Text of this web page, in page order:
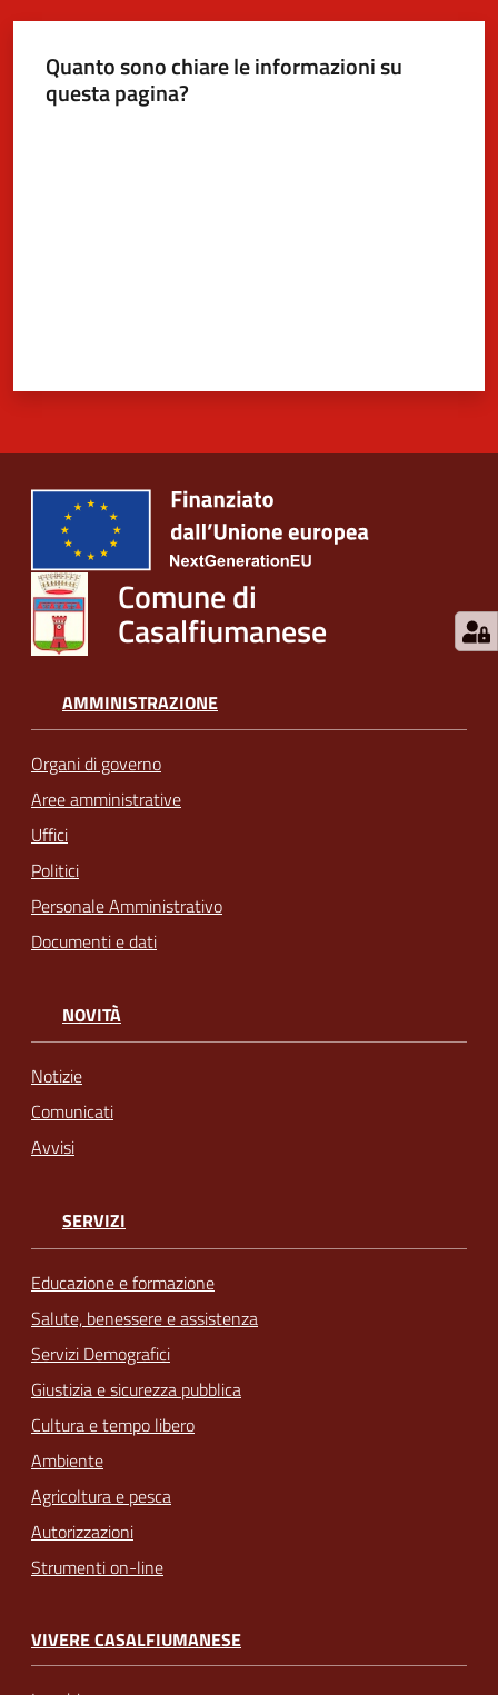
Quanto sono chiare le informazioni su
questa pagina?
Comune di
Casalfiumanese
AMMINISTRAZIONE
Organi di governo
Aree amministrative
Uffici
Politici
Personale Amministrativo
Documenti e dati
NOVITÀ
Notizie
Comunicati
Avvisi
SERVIZI
Educazione e formazione
Salute, benessere e assistenza
Servizi Demografici
Giustizia e sicurezza pubblica
Cultura e tempo libero
Ambiente
Agricoltura e pesca
Autorizzazioni
Strumenti on-line
VIVERE CASALFIUMANESE